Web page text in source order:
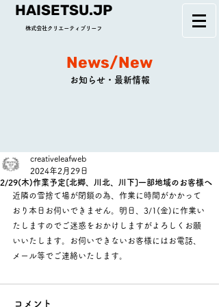
HAISETSU.JP
株式会社クリエーティブリーフ
News/New
お知らせ・最新情報
2/29(木)作業予定[北郷、川北、川下]一部地域のお客様へ
creativeleafweb
2024年2月29日
近隣の雪捨て場が閉鎖の為、作業に時間がかかって
おり本日お伺いできません。明日、3/1(金)に作業い
たしますのでご迷惑をおかけしますがよろしくお願
いいたします。お伺いできないお客様にはお電話、
メール等でご連絡いたします。
コメント